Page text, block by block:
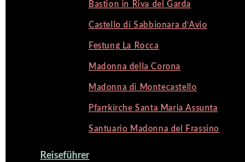
Bastion in Riva del Garda
Castello di Sabbionara d’Avio
Festung La Rocca
Madonna della Corona
Madonna di Montecastello
Pfarrkirche Santa Maria Assunta
Santuario Madonna del Frassino
Reiseführer